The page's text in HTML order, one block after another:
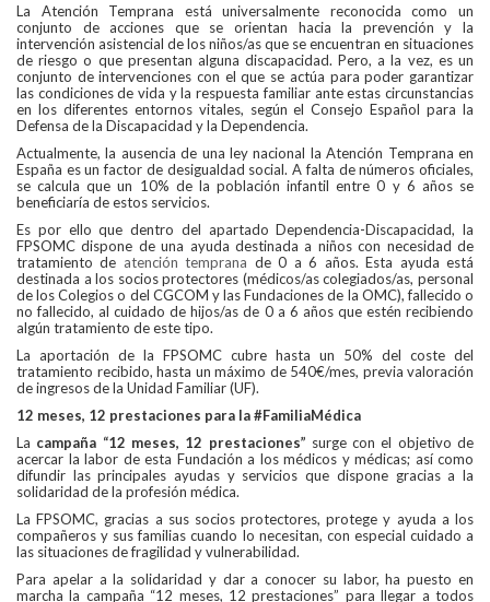
La Atención Temprana está universalmente reconocida como un
conjunto de acciones que se orientan hacia la prevención y la
intervención asistencial de los niños/as que se encuentran en situaciones
de riesgo o que presentan alguna discapacidad. Pero, a la vez, es un
conjunto de intervenciones con el que se actúa para poder garantizar
las condiciones de vida y la respuesta familiar ante estas circunstancias
en los diferentes entornos vitales, según el Consejo Español para la
Defensa de la Discapacidad y la Dependencia.
Actualmente, la ausencia de una ley nacional la Atención Temprana en
España es un factor de desigualdad social. A falta de números oficiales,
se calcula que un 10% de la población infantil entre 0 y 6 años se
beneficiaría de estos servicios.
Es por ello que dentro del apartado Dependencia-Discapacidad, la
FPSOMC dispone de una ayuda destinada a niños con necesidad de
tratamiento de atención temprana de 0 a 6 años. Esta ayuda está
destinada a los socios protectores (médicos/as colegiados/as, personal
de los Colegios o del CGCOM y las Fundaciones de la OMC), fallecido o
no fallecido, al cuidado de hijos/as de 0 a 6 años que estén recibiendo
algún tratamiento de este tipo.
La aportación de la FPSOMC cubre hasta un 50% del coste del
tratamiento recibido, hasta un máximo de 540€/mes, previa valoración
de ingresos de la Unidad Familiar (UF).
12 meses, 12 prestaciones para la #FamiliaMédica
La campaña “12 meses, 12 prestaciones” surge con el objetivo de
acercar la labor de esta Fundación a los médicos y médicas; así como
difundir las principales ayudas y servicios que dispone gracias a la
solidaridad de la profesión médica.
La FPSOMC, gracias a sus socios protectores, protege y ayuda a los
compañeros y sus familias cuando lo necesitan, con especial cuidado a
las situaciones de fragilidad y vulnerabilidad.
Para apelar a la solidaridad y dar a conocer su labor, ha puesto en
marcha la campaña “12 meses, 12 prestaciones” para llegar a todos